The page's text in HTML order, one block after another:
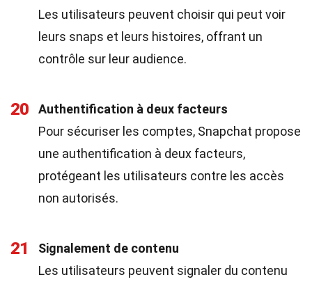
Les utilisateurs peuvent choisir qui peut voir
leurs snaps et leurs histoires, offrant un
contrôle sur leur audience.
20
Authentification à deux facteurs
Pour sécuriser les comptes, Snapchat propose
une authentification à deux facteurs,
protégeant les utilisateurs contre les accès
non autorisés.
21
Signalement de contenu
Les utilisateurs peuvent signaler du contenu